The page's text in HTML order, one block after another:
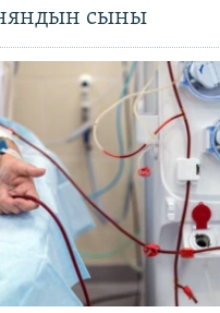
сыны